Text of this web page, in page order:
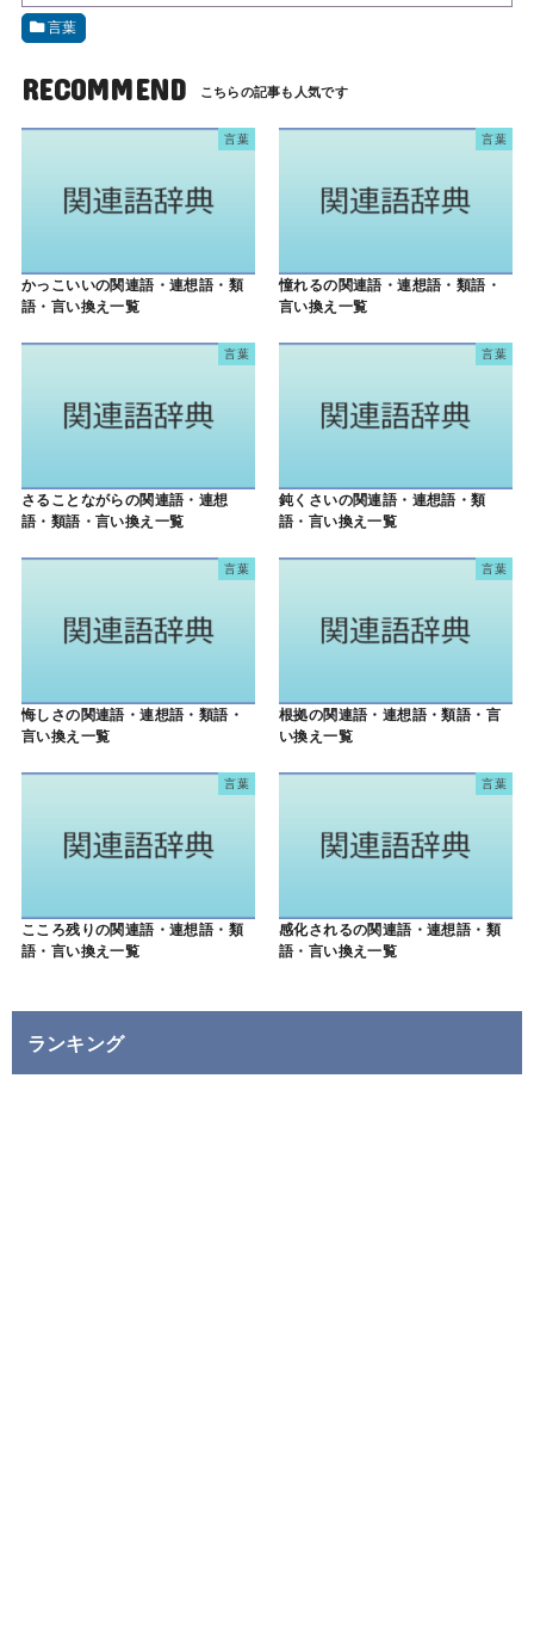
言葉
RECOMMEND
言葉
かっこいいの関連語・連想語・類
語・言い換え一覧
言葉
憧れるの関連語・連想語・類語・
言い換え一覧
言葉
さることながらの関連語・連想
語・類語・言い換え一覧
言葉
鈍くさいの関連語・連想語・類
語・言い換え一覧
言葉
悔しさの関連語・連想語・類語・
言い換え一覧
言葉
根拠の関連語・連想語・類語・言
い換え一覧
言葉
こころ残りの関連語・連想語・類
語・言い換え一覧
言葉
感化されるの関連語・連想語・類
語・言い換え一覧
ランキング